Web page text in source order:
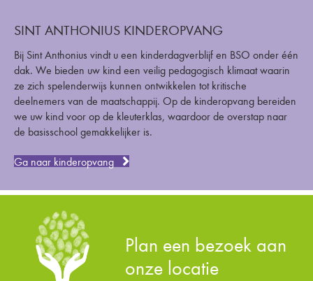
SINT ANTHONIUS KINDEROPVANG
Bij Sint Anthonius vindt u een kinderdagverblijf en BSO onder één
dak. We bieden uw kind een veilig pedagogisch klimaat waarin
ze zich spelenderwijs kunnen ontwikkelen tot kritische
deelnemers van de maatschappij. Op de kinderopvang bereiden
we uw kind voor op de kleuterklas, waardoor de overstap naar
de basisschool gemakkelijker is.
Ga naar kinderopvang
Plan een bezoek aan
onze locatie